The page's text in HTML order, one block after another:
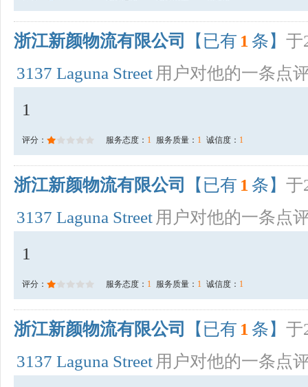
浙江新颜物流有限公司 【已有 1 条】 于
3137 Laguna Street 用户对他的一条点
1
评分： 服务态度： 1 服务质量： 1 诚信度： 1
浙江新颜物流有限公司 【已有 1 条】 于
3137 Laguna Street 用户对他的一条点
1
评分： 服务态度： 1 服务质量： 1 诚信度： 1
浙江新颜物流有限公司 【已有 1 条】 于
3137 Laguna Street 用户对他的一条点